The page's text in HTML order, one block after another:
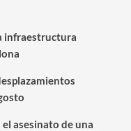
infraestructura
asesinato de una